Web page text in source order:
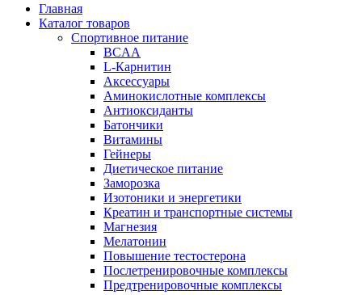
Главная
Каталог товаров
Спортивное питание
BCAA
L-Карнитин
Аксессуары
Аминокислотные комплексы
Антиоксиданты
Батончики
Витамины
Гейнеры
Диетическое питание
Заморозка
Изотоники и энергетики
Креатин и транспортные системы
Магнезия
Мелатонин
Повышение тестостерона
Послетренировочные комплексы
Предтренировочные комплексы